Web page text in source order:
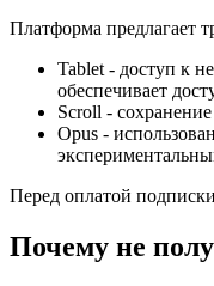
Платформа предлагает
Tablet - доступ к
обеспечивает
Scroll -
Opus -
Перед оплатой
Почему не